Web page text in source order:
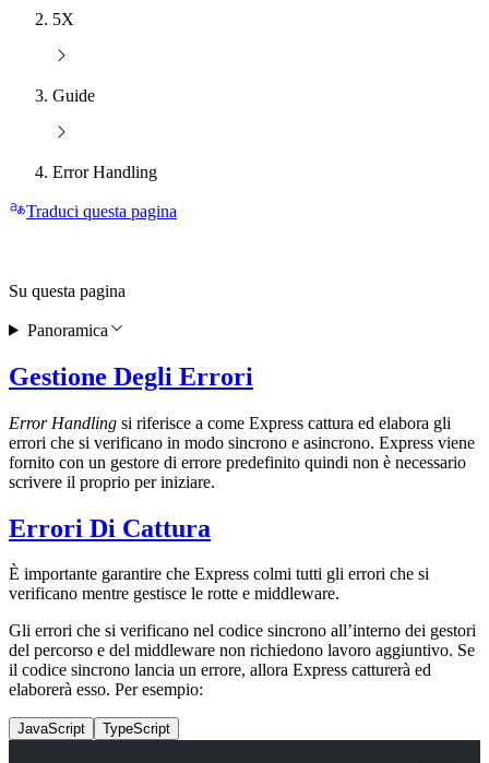
5X
Guide
Error Handling
Traduci questa pagina
Gestione Degli Errori
Error Handling si riferisce a come Express cattura ed elabora gli
errori che si verificano in modo sincrono e asincrono. Express viene
fornito con un gestore di errore predefinito quindi non è necessario
scrivere il proprio per iniziare.
Errori Di Cattura
È importante garantire che Express colmi tutti gli errori che si
verificano mentre gestisce le rotte e middleware.
Gli errori che si verificano nel codice sincrono all’interno dei gestori
del percorso e del middleware non richiedono lavoro aggiuntivo. Se
il codice sincrono lancia un errore, allora Express catturerà ed
elaborerà esso. Per esempio:
JavaScript TypeScript
Su questa pagina
Panoramica